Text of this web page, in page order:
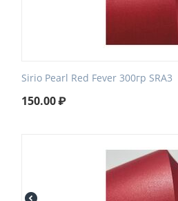
Sirio Pearl Red Fever 300гр SRA3
150.00₽